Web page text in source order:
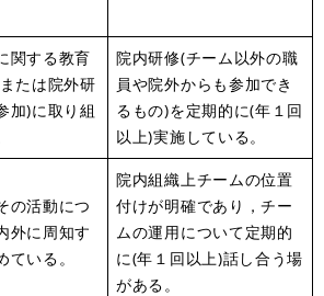
関する教育
たは院外研
加)に取り組
院内研修(チーム以外の職
員や院外からも参加でき
るもの)を定期的に(年１回
以上)実施している。
の活動につ
外に周知す
ている。
院内組織上チームの位置
付けが明確であり，チー
ムの運用について定期的
に(年１回以上)話し合う場
がある。